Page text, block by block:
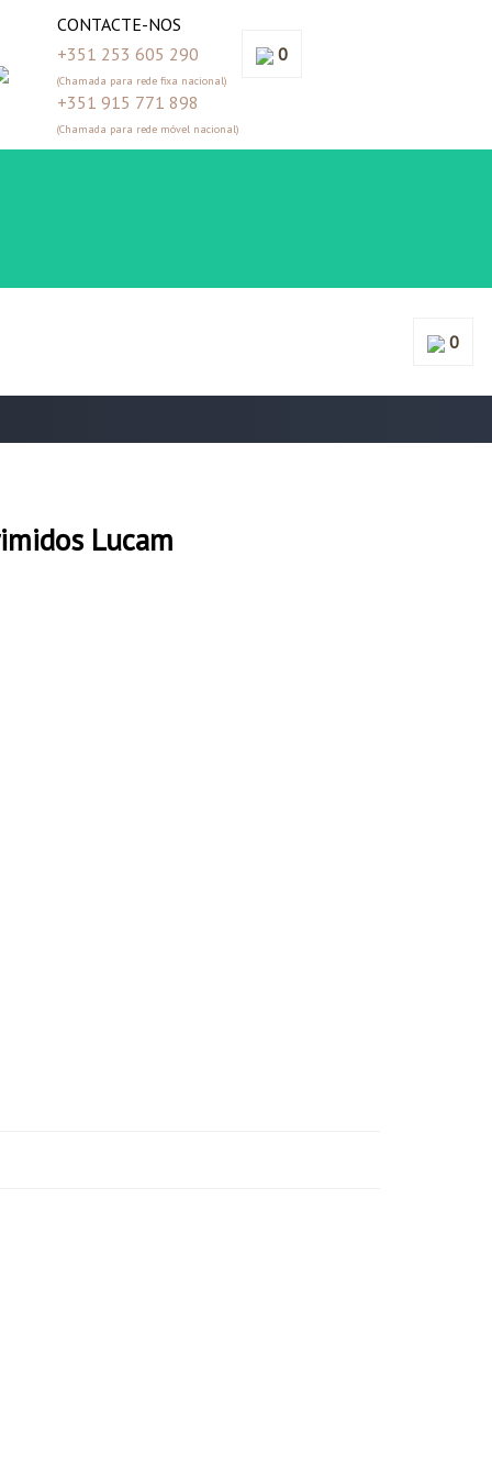
CONTACTE-NOS
+351 253 605 290
(Chamada para rede fixa nacional)
+351 915 771 898
(Chamada para rede móvel nacional)
0
0
Lucam